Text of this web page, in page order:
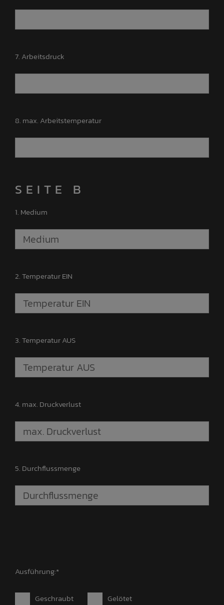
7. Arbeitsdruck
8. max. Arbeitstemperatur
SEITE B
1. Medium
2. Temperatur EIN
3. Temperatur AUS
4. max. Druckverlust
5. Durchflussmenge
Ausführung:*
Geschraubt Gelötet